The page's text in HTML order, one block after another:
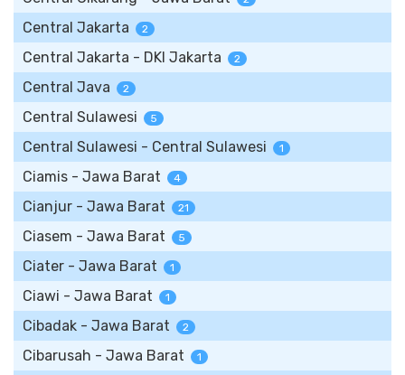
Central Jakarta 2
Central Jakarta - DKI Jakarta 2
Central Java 2
Central Sulawesi 5
Central Sulawesi - Central Sulawesi 1
Ciamis - Jawa Barat 4
Cianjur - Jawa Barat 21
Ciasem - Jawa Barat 5
Ciater - Jawa Barat 1
Ciawi - Jawa Barat 1
Cibadak - Jawa Barat 2
Cibarusah - Jawa Barat 1